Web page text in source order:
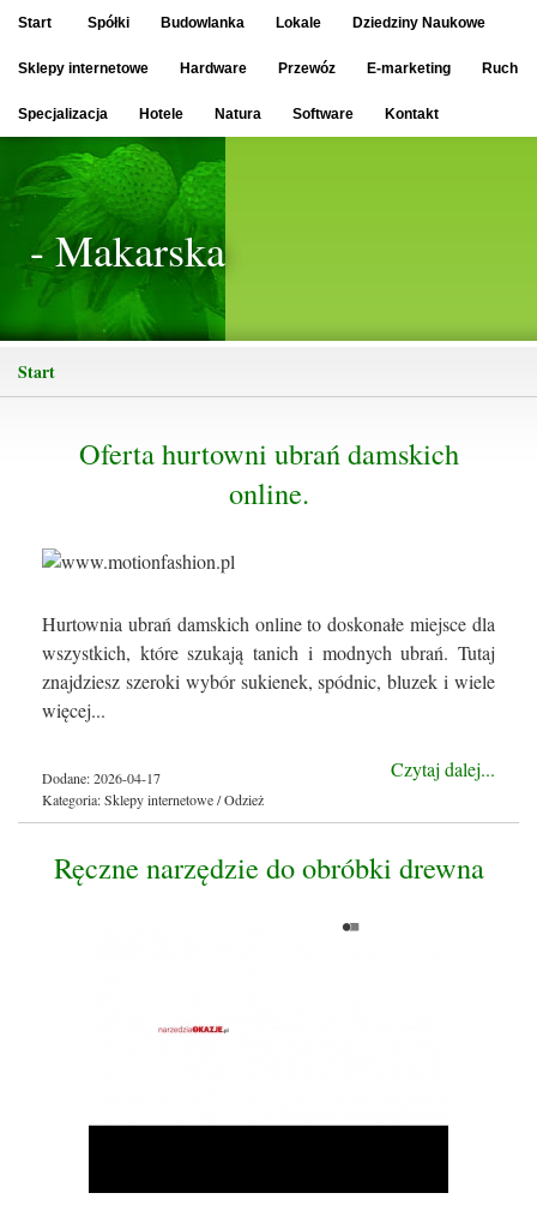
Start Spółki Budowlanka Lokale Dziedziny Naukowe
Sklepy internetowe Hardware Przewóz E-marketing Ruch
Specjalizacja Hotele Natura Software Kontakt
- Makarska
Start
Oferta hurtowni ubrań damskich
online.
Hurtownia ubrań damskich online to doskonałe miejsce dla
wszystkich, które szukają tanich i modnych ubrań. Tutaj
znajdziesz szeroki wybór sukienek, spódnic, bluzek i wiele
więcej...
Czytaj dalej...
Dodane: 2026-04-17
Kategoria: Sklepy internetowe / Odzież
Ręczne narzędzie do obróbki drewna